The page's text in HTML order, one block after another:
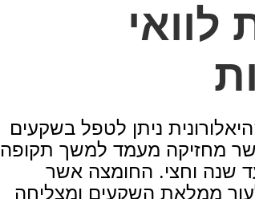
לוואי
ניתן לטפל בשקעים
מחזיקה מעמד למשך תקופה
שנה וחצי. החומצה אשר
ממלאת השקעים ומצליחה